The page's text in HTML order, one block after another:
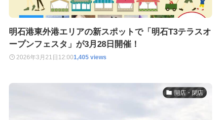
明石港東外港エリアの新スポットで「明石T3テラスオ
ープンフェスタ」が3月28日開催！
2026年3月21日 12:001,405 views
開店・閉店